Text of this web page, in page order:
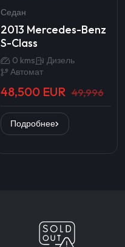
Седан
2013 Mercedes-Benz
S-Class
0 kms
Дизель
Автомат
48,500 EUR 49,996
Подробнее